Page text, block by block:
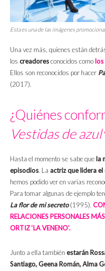
Esta es una de las imágenes
Una vez más, quienes están
los creadoresconocidos como los
Ellos son reconocidos por hacer
(2017).
¿Quiénes
Vestidas de azul
Hasta el momento se sabe que la
episodios. La actriz que lidera el
hemos podido ver en varias
Para tomar algunas de ejemplo
La flor de mi secreto (1995).
RELACIONES PERSONALES
ORTIZ ‘LA VENENO’.
Junto a ella también estarán
Santiago, Geena Román, Alma